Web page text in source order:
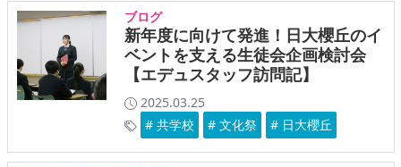
ブログ
新年度に向けて発進！日大櫻丘のイ
ベントを支える生徒会企画検討会
【エデュスタッフ訪問記】
2025.03.25
# 共学校
# 文化祭 # 日大櫻丘